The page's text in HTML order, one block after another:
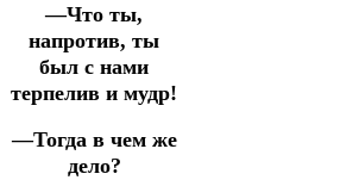
—Что ты,
напротив, ты
был с нами
терпелив и мудр!
—Тогда в чем же
дело?